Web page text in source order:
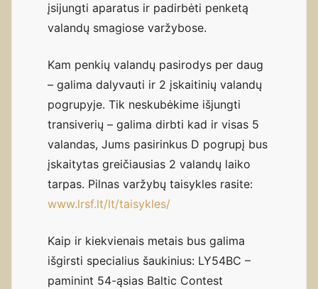
įsijungti aparatus ir padirbėti penketą
valandų smagiose varžybose.
Kam penkių valandų pasirodys per daug
– galima dalyvauti ir 2 įskaitinių valandų
pogrupyje. Tik neskubėkime išjungti
transiverių – galima dirbti kad ir visas 5
valandas, Jums pasirinkus D pogrupį bus
įskaitytas greičiausias 2 valandų laiko
tarpas. Pilnas varžybų taisykles rasite:
www.lrsf.lt/lt/taisykles/
Kaip ir kiekvienais metais bus galima
išgirsti specialius šaukinius: LY54BC –
paminint 54-ąsias Baltic Contest